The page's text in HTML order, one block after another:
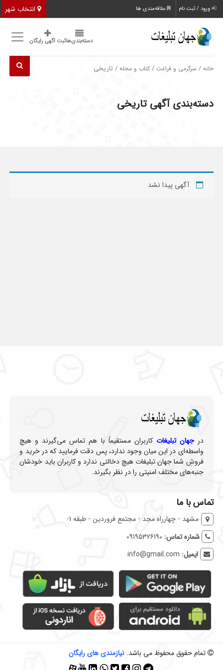
انتخاب شهر ورود / ثبت نام علاقه‌مندی ها
دسته‌بندی‌هاثبت اگهی رایگان
خانه / سرگرمی و فراغت /کتاب و مجله / تاریخی
دسته‌بندی آگهی تاریخی
آگهی پیدا نشد
درجهان تبلیغات کاربران مستقیماً با هم تماس می‌گیرند و هیچ
واسطه‌ای در این میان وجود ندارد، پس دقت فرمایید که در خرید و
فروشِ شما جهان تبلیغات هیچ دخالتی ندارد و کاربران باید خودشان
جنبه‌های مختلف امنیتی را در نظر بگیرند.
تماس با ما
مشهد - چهارراه مجد - مجتمع فروردین - طبقه 1-
شماره تماس: 09195326190
ایمیل: info@gmail.com
تمام حقوق محفوظ می باشد.نیازمندی‌ های رایگان